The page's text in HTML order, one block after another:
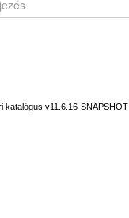
katalógus v11.6.16-SNAPSHOT